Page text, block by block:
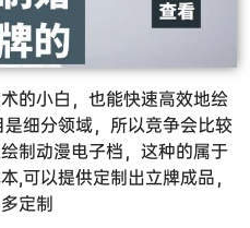
的小白，也能快速高效地绘
细分领域，所以竞争会比较
制动漫电子档，这种的属于
,可以提供定制出立牌成品，
定制